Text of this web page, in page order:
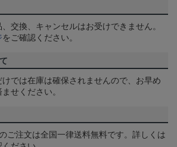
交換、キャンセルはお受けできません。
をご確認ください。
では在庫は確保されませんので、お早め
せください。
ご注文は全国一律送料無料です。詳しくは